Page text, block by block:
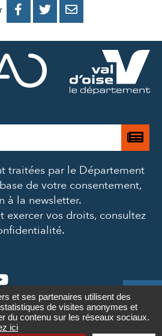
Contact

PARTAGER
FACEBOOK
PARTAGER
PARTAGER
MAIL
Je
à
traitées par le Département
de votre consentement,
à la newsletter.
exercer vos droits, consultez
.
de confidentialité
Crédits
Recrutement
et ses partenaires utilisent des
de visites anonymes et
du contenu sur les réseaux sociaux.
ici